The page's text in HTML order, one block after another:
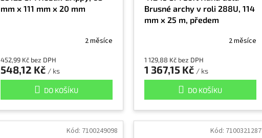
mm x 111 mm x 20 mm
2 měsíce
452,99 Kč bez DPH
548,12 Kč / ks
DO KOŠÍKU
Brusné archy v roli 288U, 114
mm x 25 m, předem
2 měsíce
1 129,88 Kč bez DPH
1 367,15 Kč / ks
DO KOŠÍKU
Kód: 7100249098 Kód: 7100321287